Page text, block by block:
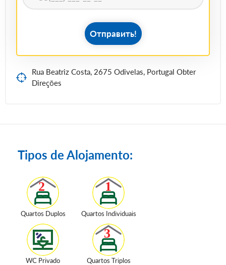
Отправить!
Rua Beatriz Costa, 2675 Odivelas, Portugal Obter
Direções
Tipos de Alojamento:
Quartos Duplos Quartos Individuais
WC Privado Quartos Triplos